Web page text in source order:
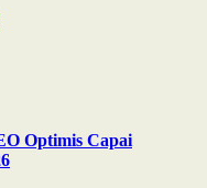
Optimis Capai